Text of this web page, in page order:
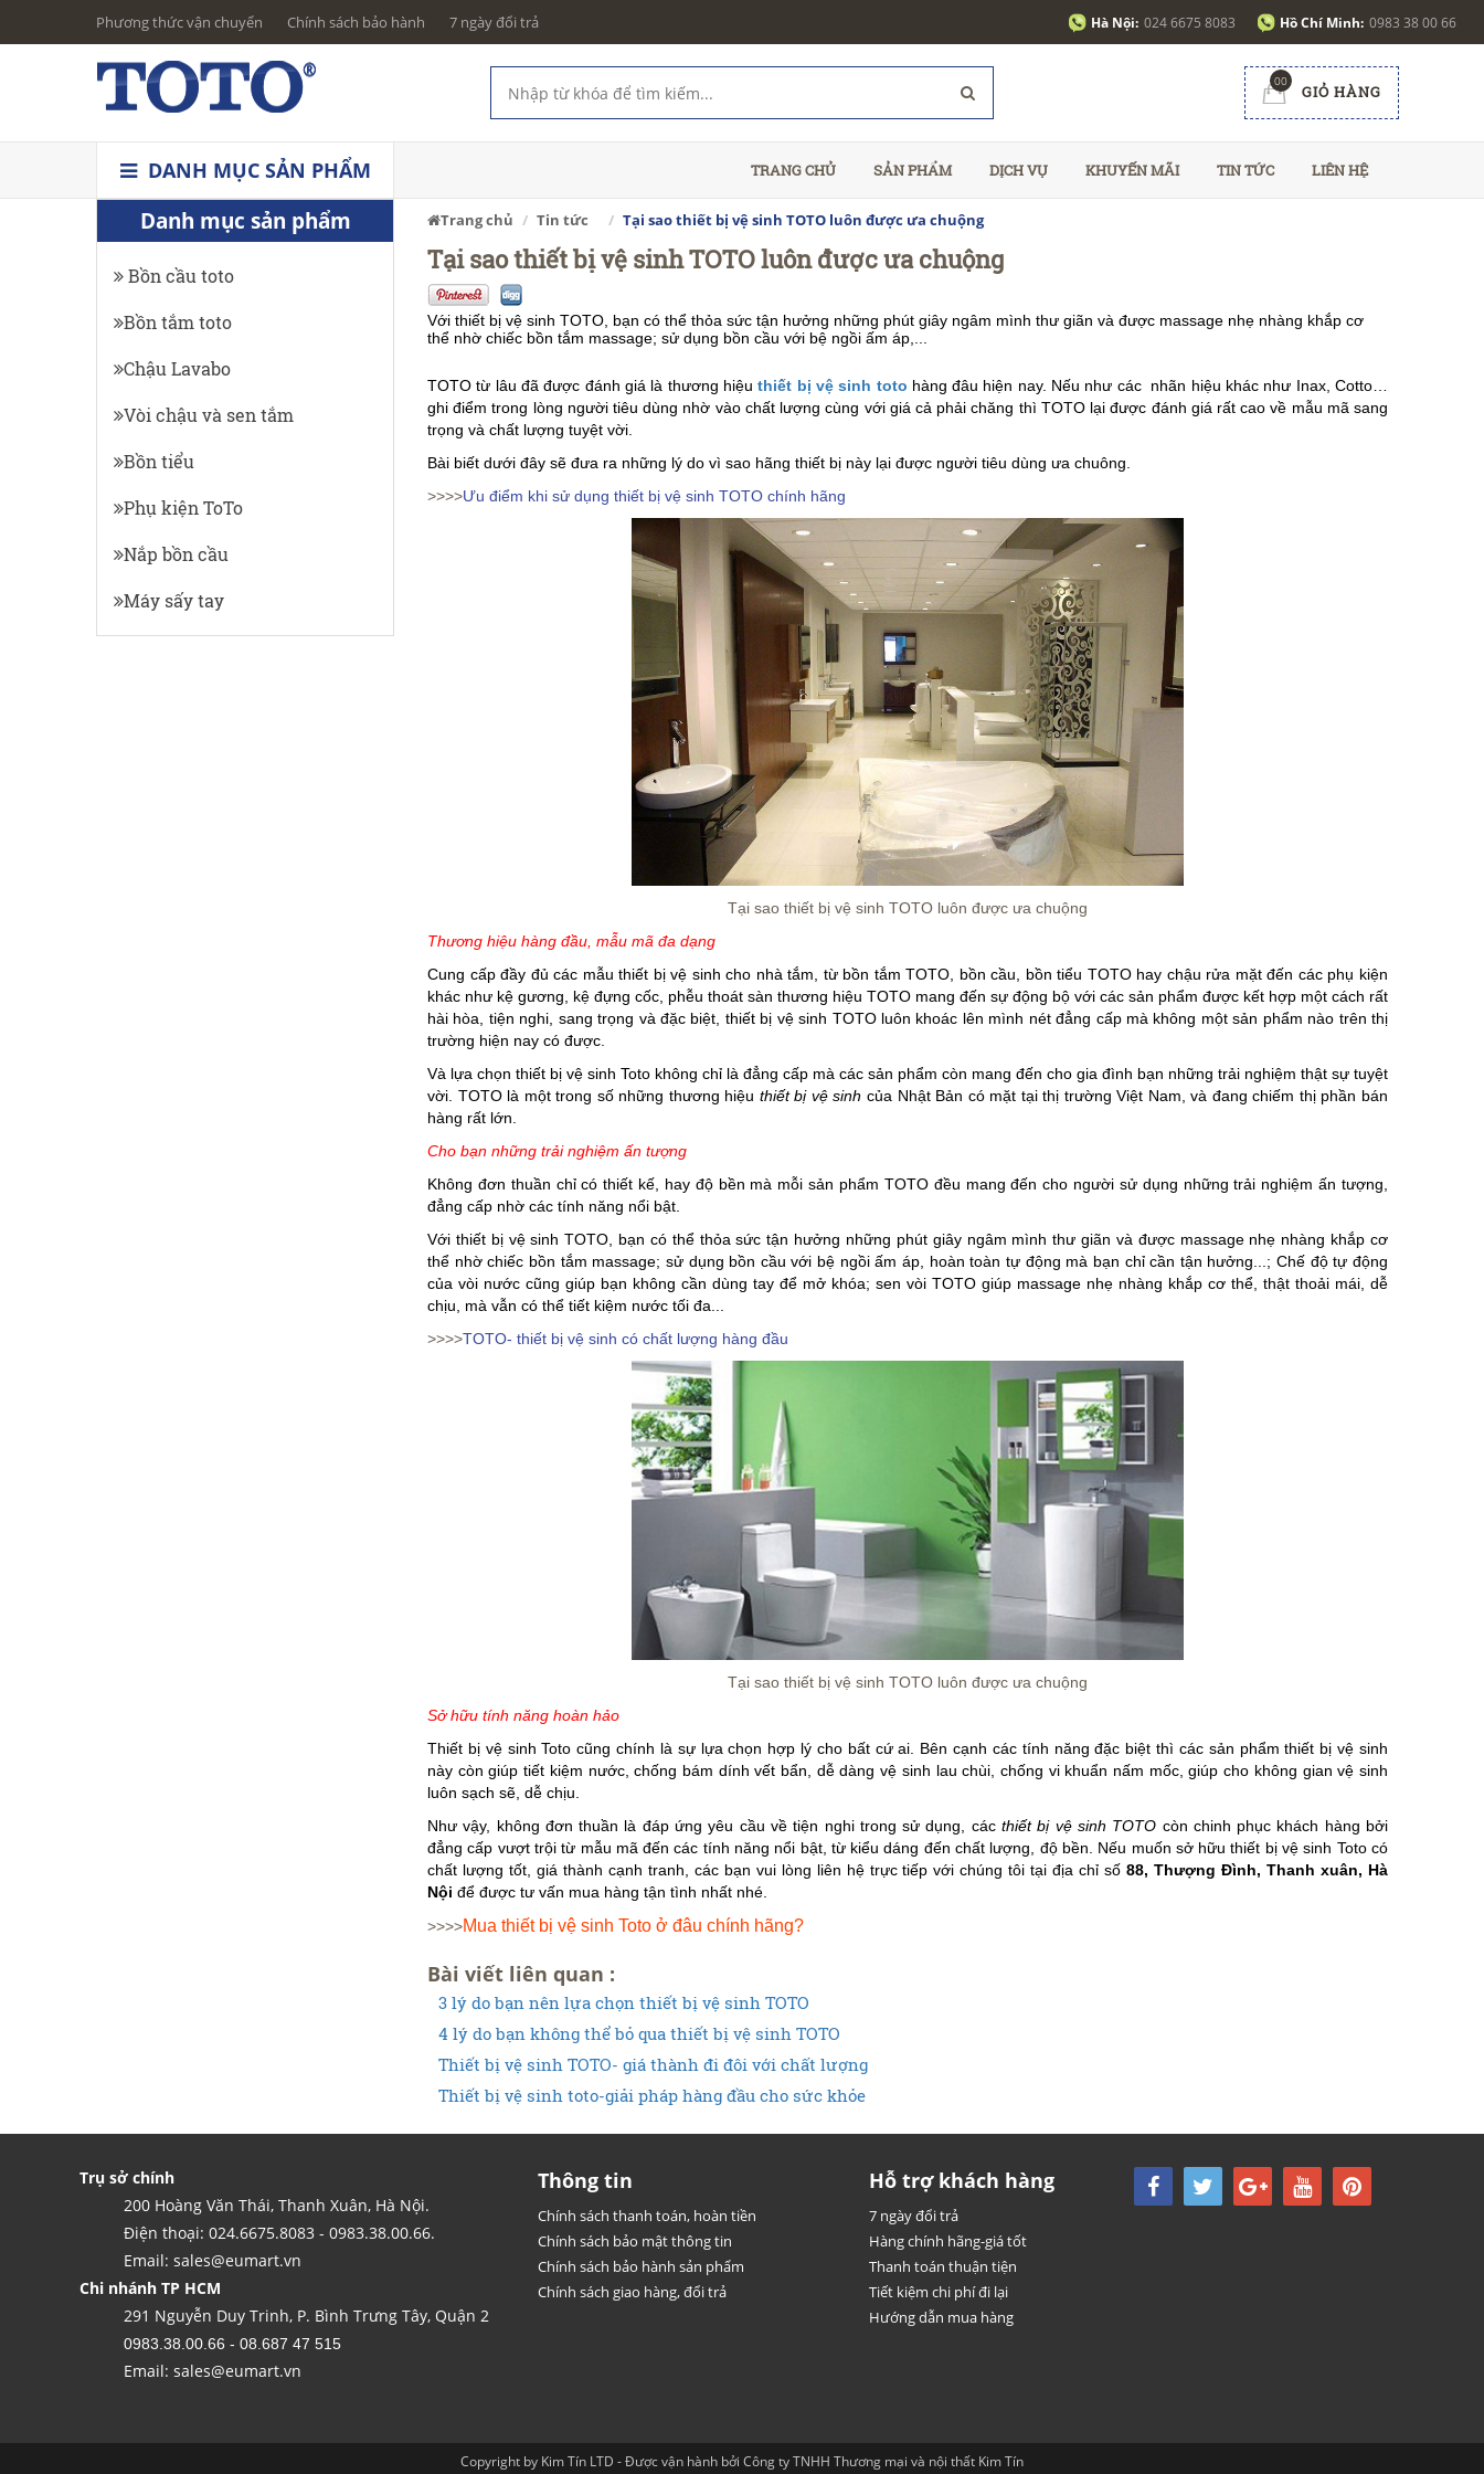
Phương thức vận chuyển Chính sách bảo hành 7 ngày đổi trả Hà Nội: 024 6675 8083 Hồ Chí Minh: 0983 38 00 66
00
GIỎ HÀNG
DANH MỤC SẢN PHẨM TRANG CHỦ SẢN PHẨM DỊCH VỤ KHUYẾN MÃI TIN TỨC LIÊN HỆ
Danh mục sản phẩm
Bồn cầu toto
Bồn tắm toto
Chậu Lavabo
Vòi chậu và sen tắm
Bồn tiểu
Phụ kiện ToTo
Nắp bồn cầu
Máy sấy tay
Trang chủ Tin tức Tại sao thiết bị vệ sinh TOTO luôn được ưa chuộng
Tại sao thiết bị vệ sinh TOTO luôn được ưa chuộng
Với thiết bị vệ sinh TOTO, bạn có thể thỏa sức tận hưởng những phút giây ngâm mình thư giãn và được massage nhẹ nhàng khắp cơ
thể nhờ chiếc bồn tắm massage; sử dụng bồn cầu với bệ ngồi ấm áp,...
TOTO từ lâu đã được đánh giá là thương hiệuthiết bị vệ sinh toto hàng đâu hiện nay. Nếu như các nhãn hiệu khác như Inax, Cotto…
ghi điểm trong lòng người tiêu dùng nhờ vào chất lượng cùng với giá cả phải chăng thì TOTO lại được đánh giá rất cao về mẫu mã sang
trọng và chất lượng tuyệt vời.
Bài biết dưới đây sẽ đưa ra những lý do vì sao hãng thiết bị này lại được người tiêu dùng ưa chuông.
>>>>Ưu điểm khi sử dụng thiết bị vệ sinh TOTO chính hãng
Tại sao thiết bị vệ sinh TOTO luôn được ưa chuộng
Thương hiệu hàng đầu, mẫu mã đa dạng
Cung cấp đầy đủ các mẫu thiết bị vệ sinh cho nhà tắm, từ bồn tắm TOTO, bồn cầu, bồn tiểu TOTO hay chậu rửa mặt đến các phụ kiện
khác như kệ gương, kệ đựng cốc, phễu thoát sàn thương hiệu TOTO mang đến sự động bộ với các sản phẩm được kết hợp một cách rất
hài hòa, tiện nghi, sang trọng và đặc biệt, thiết bị vệ sinh TOTO luôn khoác lên mình nét đẳng cấp mà không một sản phẩm nào trên thị
trường hiện nay có được.
Và lựa chọn thiết bị vệ sinh Toto không chỉ là đẳng cấp mà các sản phẩm còn mang đến cho gia đình bạn những trải nghiệm thật sự tuyệt
vời. TOTO là một trong số những thương hiệu thiết bị vệ sinh của Nhật Bản có mặt tại thị trường Việt Nam, và đang chiếm thị phần bán
hàng rất lớn.
Cho bạn những trải nghiệm ấn tượng
Không đơn thuần chỉ có thiết kế, hay độ bền mà mỗi sản phẩm TOTO đều mang đến cho người sử dụng những trải nghiệm ấn tượng,
đẳng cấp nhờ các tính năng nổi bật.
Với thiết bị vệ sinh TOTO, bạn có thể thỏa sức tận hưởng những phút giây ngâm mình thư giãn và được massage nhẹ nhàng khắp cơ
thể nhờ chiếc bồn tắm massage; sử dụng bồn cầu với bệ ngồi ấm áp, hoàn toàn tự động mà bạn chỉ cần tận hưởng...; Chế độ tự động
của vòi nước cũng giúp bạn không cần dùng tay để mở khóa; sen vòi TOTO giúp massage nhẹ nhàng khắp cơ thể, thật thoải mái, dễ
chịu, mà vẫn có thể tiết kiệm nước tối đa...
>>>>TOTO- thiết bị vệ sinh có chất lượng hàng đầu
Tại sao thiết bị vệ sinh TOTO luôn được ưa chuộng
Sở hữu tính năng hoàn hảo
Thiết bị vệ sinh Toto cũng chính là sự lựa chọn hợp lý cho bất cứ ai. Bên cạnh các tính năng đặc biệt thì các sản phẩm thiết bị vệ sinh
này còn giúp tiết kiệm nước, chống bám dính vết bẩn, dễ dàng vệ sinh lau chùi, chống vi khuẩn nấm mốc, giúp cho không gian vệ sinh
luôn sạch sẽ, dễ chịu.
Như vậy, không đơn thuần là đáp ứng yêu cầu về tiện nghi trong sử dụng, cácthiết bị vệ sinh TOTO còn chinh phục khách hàng bởi
đẳng cấp vượt trội từ mẫu mã đến các tính năng nổi bật, từ kiểu dáng đến chất lượng, độ bền. Nếu muốn sở hữu thiết bị vệ sinh Toto có
chất lượng tốt, giá thành cạnh tranh, các bạn vui lòng liên hệ trực tiếp với chúng tôi tại địa chỉ số88, Thượng Đình, Thanh xuân, Hà
Nội để được tư vấn mua hàng tận tình nhất nhé.
>>>>Mua thiết bị vệ sinh Toto ở đâu chính hãng?
Bài viết liên quan :
3 lý do bạn nên lựa chọn​ thiết bị vệ sinh TOTO
4 lý do bạn không thể bỏ qua thiết bị vệ sinh TOTO
Thiết bị vệ sinh TOTO- giá thành đi đôi với chất lượng
Thiết bị vệ sinh toto-giải pháp hàng đầu cho sức khỏe
Trụ sở chính
200 Hoàng Văn Thái, Thanh Xuân, Hà Nội.
Điện thoại: 024.6675.8083 - 0983.38.00.66.
Email: sales@eumart.vn
Chi nhánh TP HCM
291 Nguyễn Duy Trinh, P. Bình Trưng Tây, Quận 2
0983.38.00.66 - 08.687 47 515
Email: sales@eumart.vn
Thông tin
Chính sách thanh toán, hoàn tiền
Chính sách bảo mật thông tin
Chính sách bảo hành sản phẩm
Chính sách giao hàng, đổi trả
Hỗ trợ khách hàng
7 ngày đổi trả
Hàng chính hãng-giá tốt
Thanh toán thuận tiện
Tiết kiệm chi phí đi lại
Hướng dẫn mua hàng
Copyright by Kim Tín LTD - Được vận hành bởi Công ty TNHH Thương mại và nội thất Kim Tín